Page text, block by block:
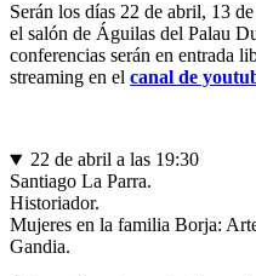
Serán los días 22 de abril, 13
el salón de Águilas del Palau
conferencias serán en entrada
streaming en el canal de
22 de abril a las 19:30
Santiago La Parra.
Historiador.
Mujeres en la familia Borja:
Gandia.